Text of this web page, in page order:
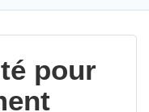
pour